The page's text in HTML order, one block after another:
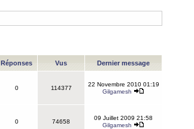
Réponses Vus Dernier message
0 114377
22 Novembre 2010 01:19
Gilgamesh
0 74658
09 Juillet 2009 21:58
Gilgamesh